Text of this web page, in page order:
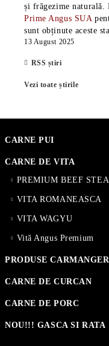
și frăgezime naturală.
Prime Angus SUA
sunt obținute aceste
13 August 2025
RSS știri
Vezi toate știrile
CARNE PUI
CARNE DE VITA
PREMIUM BEEF
VITA ROMANEASCA
VITA WAGYU
Vită Angus Premium
PRODUSE
CARNE DE CURCAN
CARNE DE PORC
NOU!!! GASCA SI RATA